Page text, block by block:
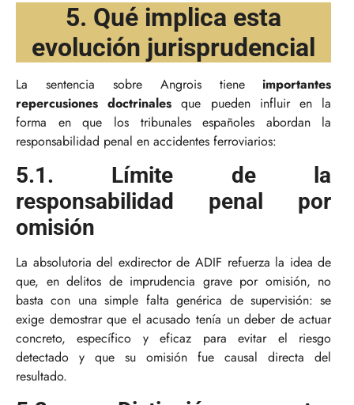
5. Qué implica esta
evolución jurisprudencial
La sentencia sobre Angrois tieneimportantes
repercusiones doctrinales que pueden influir en la
forma en que los tribunales españoles abordan la
responsabilidad penal en accidentes ferroviarios:
5.1. Límite de la
responsabilidad penal por
omisión
La absolutoria del exdirector de ADIF refuerza la idea de
que, en delitos de imprudencia grave por omisión, no
basta con una simple falta genérica de supervisión: se
exige demostrar que el acusado tenía un deber de actuar
concreto, específico y eficaz para evitar el riesgo
detectado y que su omisión fue causal directa del
resultado.